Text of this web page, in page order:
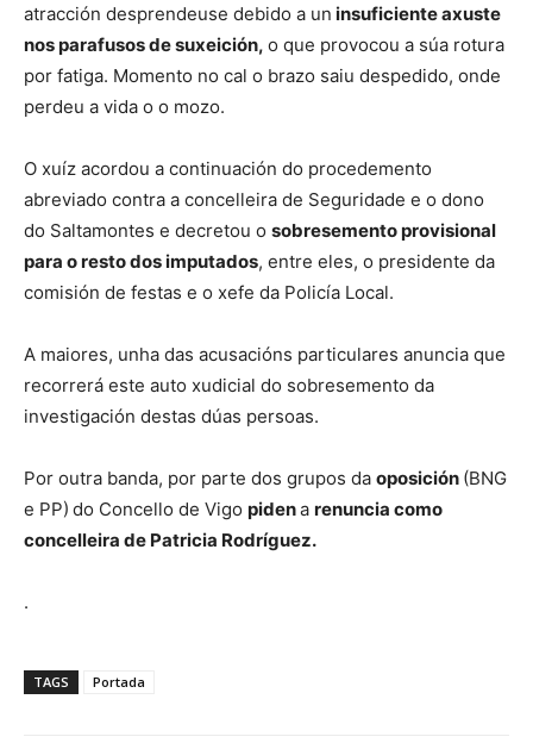
atracción desprendeuse debido a un insuficiente axuste
nos parafusos de suxeición, o que provocou a súa rotura
por fatiga. Momento no cal o brazo saiu despedido, onde
perdeu a vida o o mozo.
O xuíz acordou a continuación do procedemento
abreviado contra a concelleira de Seguridade e o dono
do Saltamontes e decretou o sobresemento provisional
para o resto dos imputados, entre eles, o presidente da
comisión de festas e o xefe da Policía Local.
A maiores, unha das acusacións particulares anuncia que
recorrerá este auto xudicial do sobresemento da
investigación destas dúas persoas.
Por outra banda, por parte dos grupos da oposición (BNG
e PP) do Concello de Vigo pidena renuncia como
concelleira de Patricia Rodríguez.
.
TAGS Portada